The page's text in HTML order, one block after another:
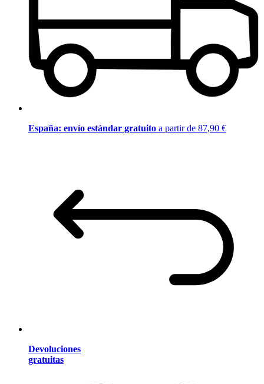
España: envío estándar gratuito a partir de 87,90 €
Devoluciones
gratuitas